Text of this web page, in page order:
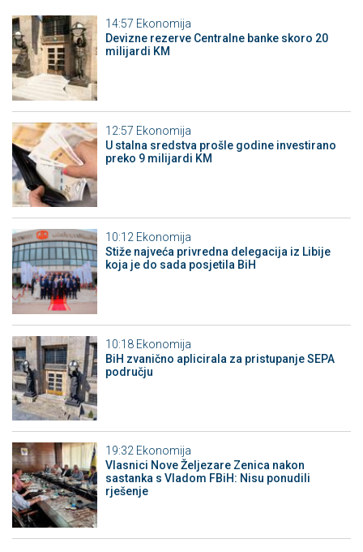
14:57 Ekonomija
Devizne rezerve Centralne banke skoro 20
milijardi KM
12:57 Ekonomija
U stalna sredstva prošle godine investirano
preko 9 milijardi KM
10:12 Ekonomija
Stiže najveća privredna delegacija iz Libije
koja je do sada posjetila BiH
10:18 Ekonomija
BiH zvanično aplicirala za pristupanje SEPA
području
19:32 Ekonomija
Vlasnici Nove Željezare Zenica nakon
sastanka s Vladom FBiH: Nisu ponudili
rješenje